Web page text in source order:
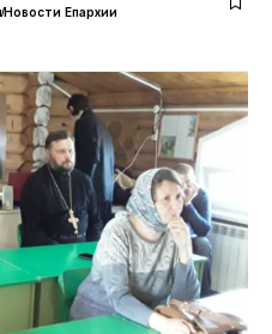
Новости Епархии